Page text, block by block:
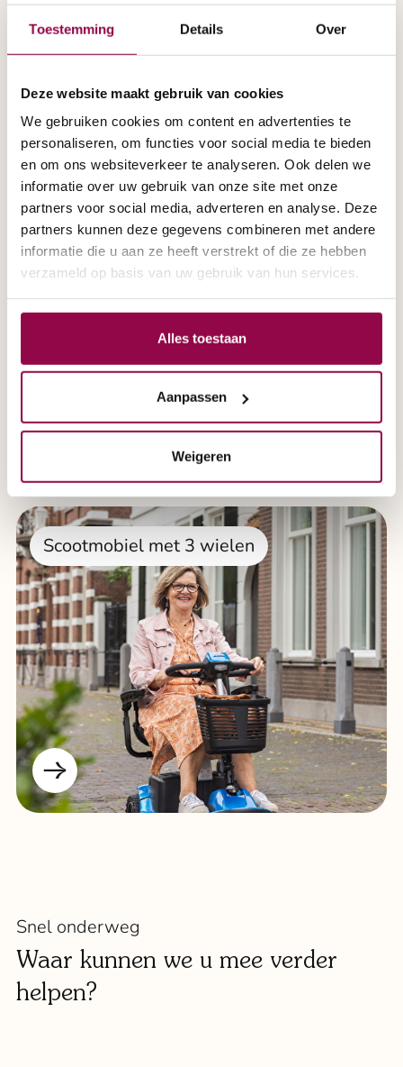
Toestemming Details Over
Deze website maakt gebruik van cookies
We gebruiken cookies om content en advertenties te
personaliseren, om functies voor social media te bieden
en om ons websiteverkeer te analyseren. Ook delen we
informatie over uw gebruik van onze site met onze
partners voor social media, adverteren en analyse. Deze
partners kunnen deze gegevens combineren met andere
informatie die u aan ze heeft verstrekt of die ze hebben
verzameld op basis van uw gebruik van hun services.
Alles toestaan
Aanpassen
Weigeren
Scootmobiel met 4 wielen
Scootmobiel met 3 wielen
Snel onderweg
Waar kunnen we u mee verder
helpen?